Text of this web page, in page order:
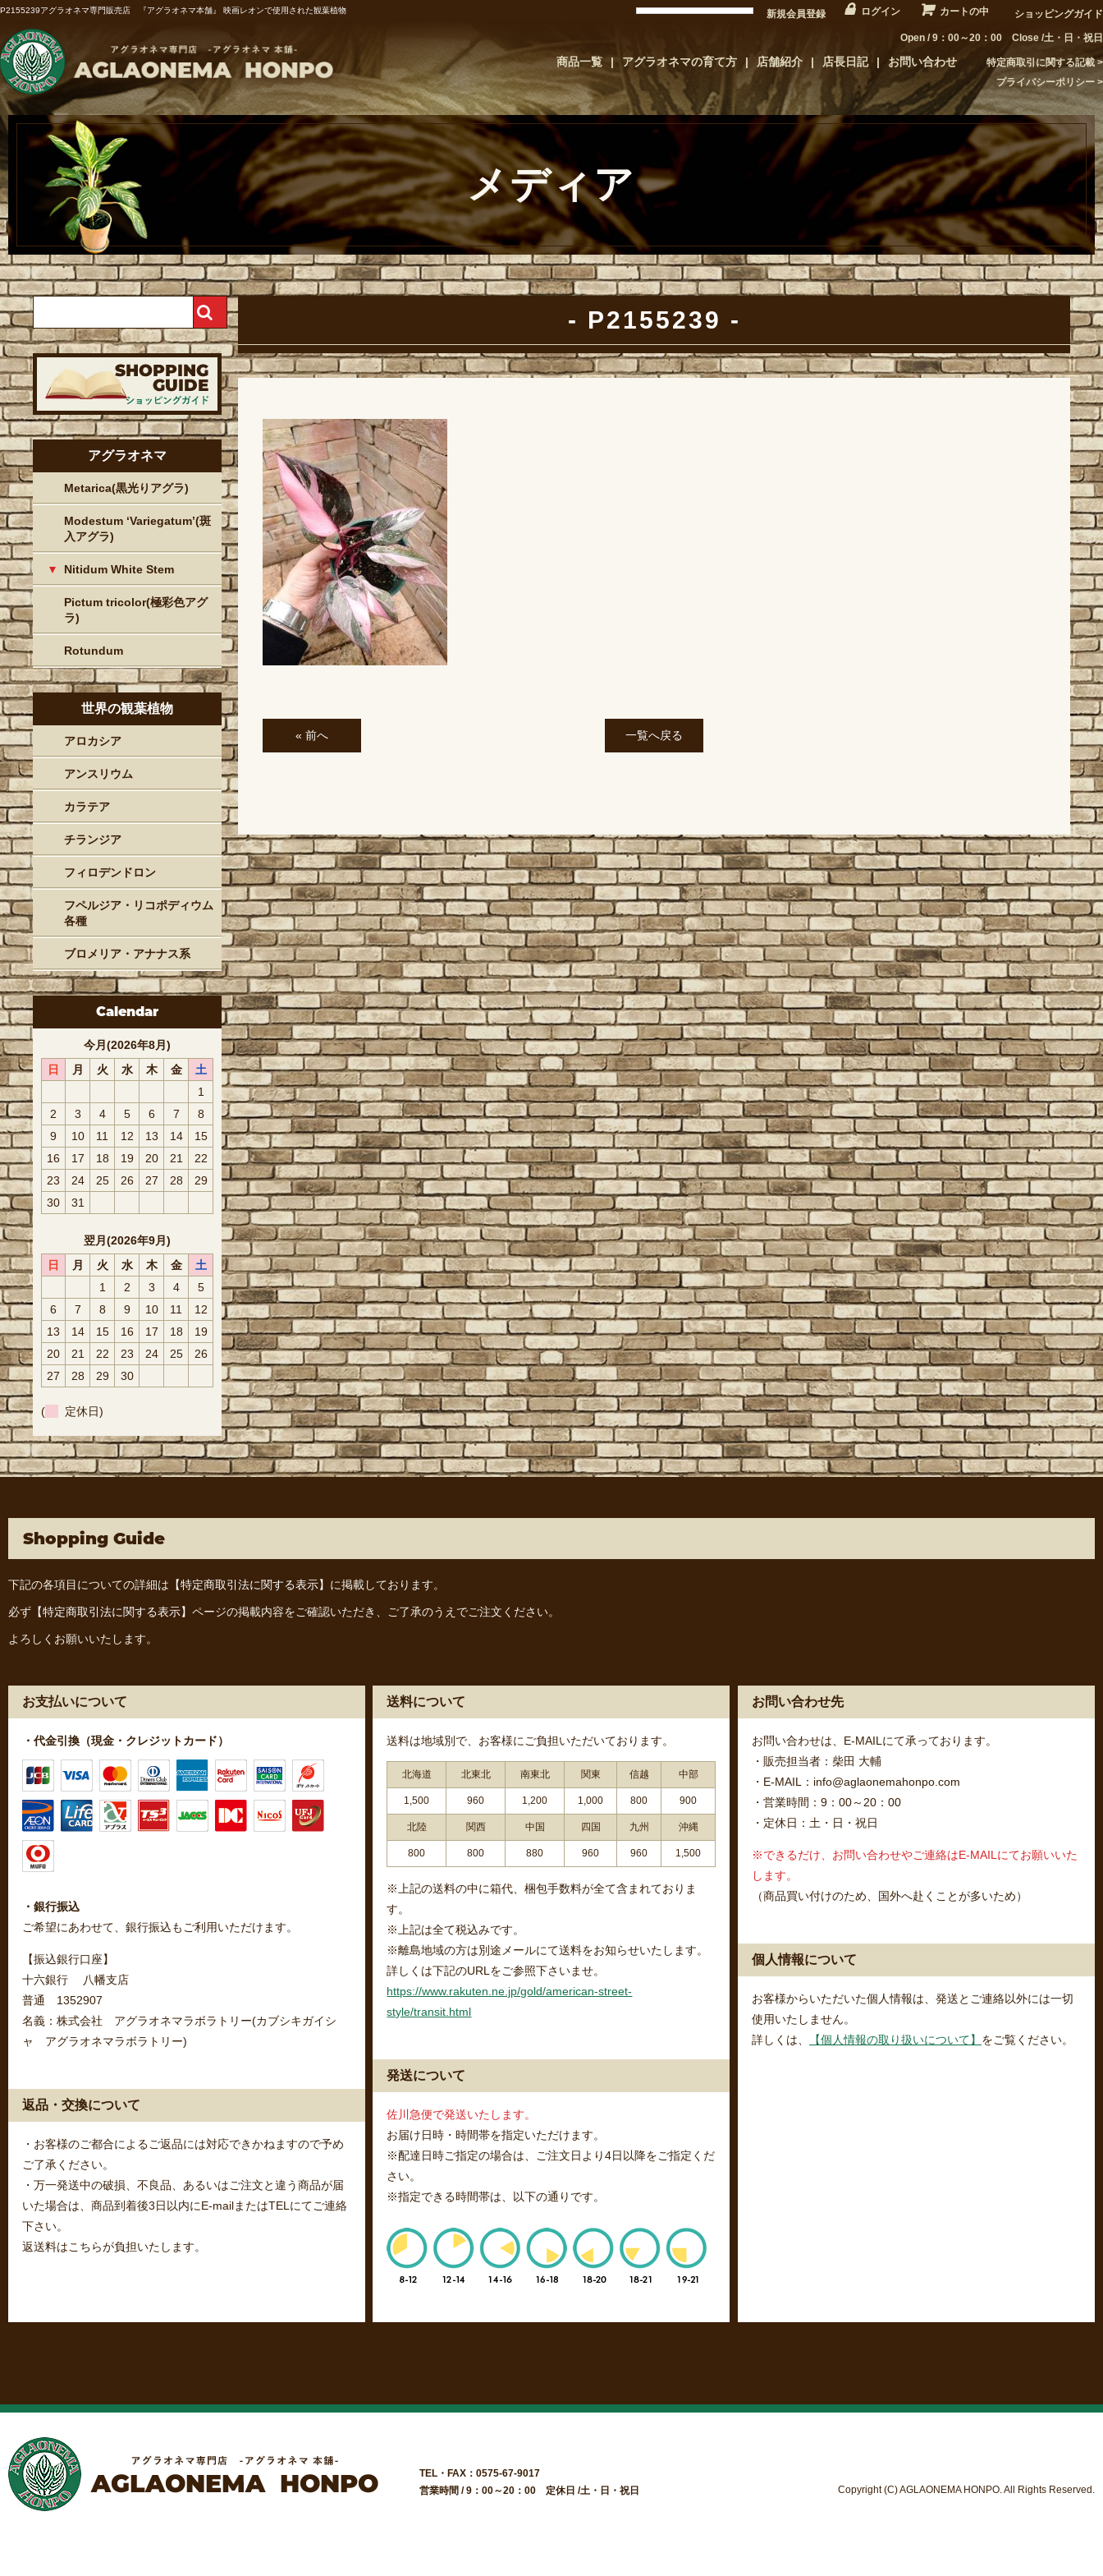
P2155239アグラオネマ専門販売店 『アグラオネマ本舗』 映画レオンで使用された観葉植物 新規会員登録 ログイン カートの中 ショッピングガイド
Open / 9：00～20：00 Close /土・日・祝日
商品一覧 アグラオネマの育て方 店舗紹介 店長日記 お問い合わせ
特定商取引に関する記載
プライバシーポリシー
メディア
P2155239
« 前へ 一覧へ戻る
アグラオネマ
Metarica(黒光りアグラ)
Modestum ‘Variegatum’(斑
入アグラ)
Nitidum White Stem
Pictum tricolor(極彩色アグ
ラ)
Rotundum
世界の観葉植物
アロカシア
アンスリウム
カラテア
チランジア
フィロデンドロン
フペルジア・リコポディウム
各種
ブロメリア・アナナス系
Calendar
今月(2026年8月)
日
月 火 水 木 金
土
1
2
3 4 5 6 7
8
9
10 11 12 13 14
15
16
17 18 19 20 21
22
23
24 25 26 27 28
29
30
31
翌月(2026年9月)
日
月 火 水 木 金
土
1
2 3 4
5
6
7 8 9 10 11
12
13
14 15 16 17 18
19
20
21 22 23 24 25
26
27
28 29 30
( 定休日)
Shopping Guide
下記の各項目についての詳細は 【特定商取引法に関する表示】 に掲載しております。
必ず 【特定商取引法に関する表示】 ページの掲載内容をご確認いただき、ご了承のうえでご注文ください。
よろしくお願いいたします。
お支払いについて
・代金引換（現金・クレジットカード）
・銀行振込
ご希望にあわせて、銀行振込もご利用いただけます。
【振込銀行口座】
十六銀行 八幡支店
普通 1352907
名義：株式会社 アグラオネマラボラトリー(カブシキガイシ
ャ アグラオネマラボラトリー)
返品・交換について
・お客様のご都合によるご返品には対応できかねますので予め
ご了承ください。
・万一発送中の破損、不良品、あるいはご注文と違う商品が届
いた場合は、商品到着後3日以内にE-mailまたはTELにてご連絡
下さい。
返送料はこちらが負担いたします。
送料について
送料は地域別で、お客様にご負担いただいております。
北海道 北東北 南東北 関東 信越 中部
1,500 960 1,200 1,000 800 900
北陸 関西 中国 四国 九州 沖縄
800 800 880 960 960 1,500
※上記の送料の中に箱代、梱包手数料が全て含まれておりま
す。
※上記は全て税込みです。
※離島地域の方は別途メールにて送料をお知らせいたします。
詳しくは下記のURLをご参照下さいませ。
https://www.rakuten.ne.jp/gold/american-street-
style/transit.html
発送について
佐川急便で発送いたします。
お届け日時・時間帯を指定いただけます。
※配達日時ご指定の場合は、ご注文日より4日以降をご指定くだ
さい。
※指定できる時間帯は、以下の通りです。
お問い合わせ先
お問い合わせは、E-MAILにて承っております。
・販売担当者：柴田 大輔
・E-MAIL：info@aglaonemahonpo.com
・営業時間：9：00～20：00
・定休日：土・日・祝日
※できるだけ、お問い合わせやご連絡はE-MAILにてお願いいた
します。
（商品買い付けのため、国外へ赴くことが多いため）
個人情報について
お客様からいただいた個人情報は、発送とご連絡以外には一切
使用いたしません。
詳しくは、
【個人情報の取り扱いについて】 をご覧ください。
TEL・FAX：0575-67-9017
営業時間 / 9：00～20：00 定休日 /土・日・祝日
Copyright (C) AGLAONEMA HONPO. All Rights Reserved.